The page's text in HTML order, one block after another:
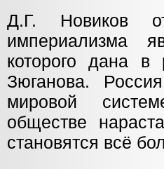
Д.Г. Новиков
империализма
которого дана
Зюганова.
мировой
обществе
становятся всё